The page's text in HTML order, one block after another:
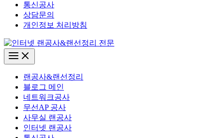
통신공사
상담문의
개인정보 처리방침
Main
Menu
랜공사&랜선정리
블로그 메인
네트워크공사
무선AP 공사
사무실 랜공사
인터넷 랜공사